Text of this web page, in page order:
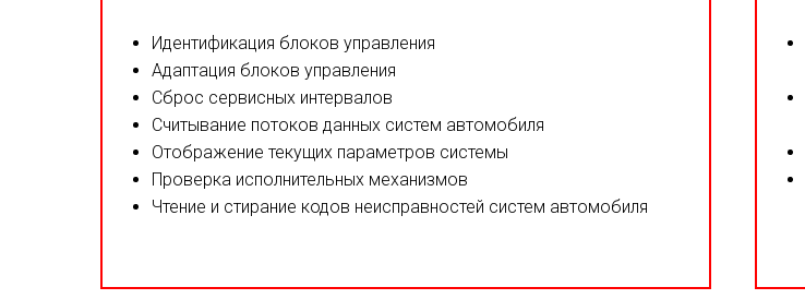
Идентификация блоков управления
Адаптация блоков управления
Сброс сервисных интервалов
Считывание потоков данных систем автомобиля
Отображение текущих параметров системы
Проверка исполнительных механизмов
Чтение и стирание кодов неисправностей систем автомобиля